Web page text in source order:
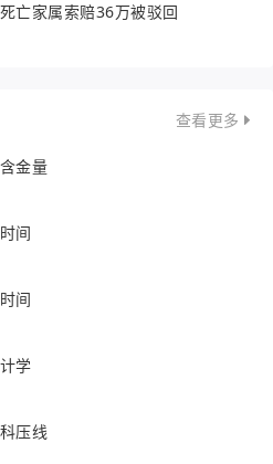
亡家属索赔36万被驳回
查看更多
金量
间
间
学
压线